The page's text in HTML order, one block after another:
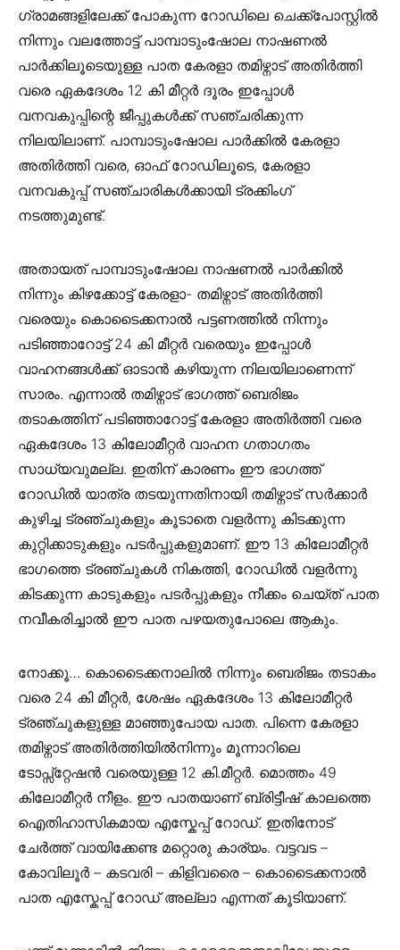
ഗ്രാമങ്ങളിലേക്ക് പോകുന്ന റോഡിലെ ചെക്ക്പോസ്റ്റിൽ
നിന്നും വലത്തോട്ട് പാമ്പാടുംഷോല നാഷണൽ
പാർക്കിലൂടെയുള്ള പാത കേരളാ തമിഴ്നാട് അതിർത്തി
വരെ ഏകദേശം 12 കി മീറ്റർ ദൂരം ഇപ്പോൾ
വനവകുപ്പിന്റെ ജീപ്പുകൾക്ക് സഞ്ചരിക്കുന്ന
നിലയിലാണ്. പാമ്പാടുംഷോല പാർക്കിൽ കേരളാ
അതിർത്തി വരെ, ഓഫ് റോഡിലൂടെ, കേരളാ
വനവകുപ്പ് സഞ്ചാരികൾക്കായി ട്രക്കിംഗ്
നടത്തുമുണ്ട്.
അതായത് പാമ്പാടുംഷോല നാഷണൽ പാർക്കിൽ
നിന്നും കിഴക്കോട്ട് കേരളാ- തമിഴ്നാട് അതിർത്തി
വരെയും കൊടൈക്കനാൽ പട്ടണത്തിൽ നിന്നും
പടിഞ്ഞാറോട്ട് 24 കി മീറ്റർ വരെയും ഇപ്പോൾ
വാഹനങ്ങൾക്ക് ഓടാൻ കഴിയുന്ന നിലയിലാണെന്ന്
സാരം. എന്നാൽ തമിഴ്നാട് ഭാഗത്ത് ബെരിജം
തടാകത്തിന് പടിഞ്ഞാറോട്ട് കേരളാ അതിർത്തി വരെ
ഏകദേശം 13 കിലോമീറ്റർ വാഹന ഗതാഗതം
സാധ്യവുമല്ല. ഇതിന് കാരണം ഈ ഭാഗത്ത്
റോഡിൽ യാത്ര തടയുന്നതിനായി തമിഴ്നാട് സർക്കാർ
കുഴിച്ച ട്രഞ്ചുകളും കൂടാതെ വളർന്നു കിടക്കുന്ന
കുറ്റിക്കാടുകളും പടർപ്പുകളുമാണ്. ഈ 13 കിലോമീറ്റർ
ഭാഗത്തെ ട്രഞ്ചുകൾ നികത്തി, റോഡിൽ വളർന്നു
കിടക്കുന്ന കാടുകളും പടർപ്പുകളും നീക്കം ചെയ്ത് പാത
നവീകരിച്ചാൽ ഈ പാത പഴയതുപോലെ ആകും.
നോക്കൂ… കൊടൈക്കനാലിൽ നിന്നും ബെരിജം തടാകം
വരെ 24 കി മീറ്റർ, ശേഷം ഏകദേശം 13 കിലോമീറ്റർ
ട്രഞ്ചുകളുള്ള മാഞ്ഞുപോയ പാത. പിന്നെ കേരളാ
തമിഴ്നാട് അതിർത്തിയിൽനിന്നും മൂന്നാറിലെ
ടോപ്സ്റ്റേഷൻ വരെയുള്ള 12 കി.മീറ്റർ. മൊത്തം 49
കിലോമീറ്റർ നീളം. ഈ പാതയാണ് ബ്രിട്ടീഷ് കാലത്തെ
ഐതിഹാസികമായ എസ്കേപ്പ് റോഡ്. ഇതിനോട്
ചേർത്ത് വായിക്കേണ്ട മറ്റൊരു കാര്യം. വട്ടവട –
കോവിലൂർ – കടവരി – കിളിവരൈ – കൊടൈക്കനാൽ
പാത എസ്കേപ്പ് റോഡ് അല്ലാ എന്നത് കൂടിയാണ്.